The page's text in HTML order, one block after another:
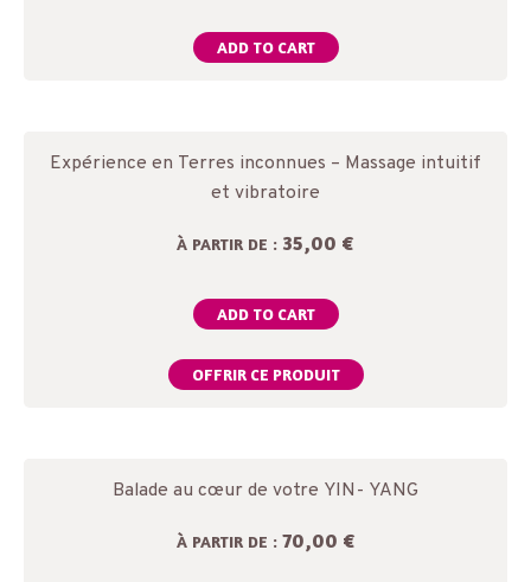
ADD TO CART
Expérience en Terres inconnues – Massage intuitif
et vibratoire
À PARTIR DE : 35,00 €
ADD TO CART
OFFRIR CE PRODUIT
Balade au cœur de votre YIN- YANG
À PARTIR DE :70,00 €